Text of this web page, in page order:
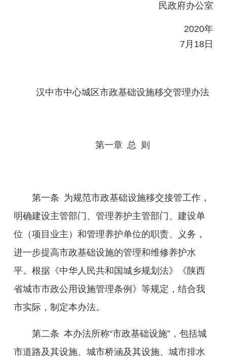
民政府办公室
2020年
7 月 18 日
汉中市中心城区市政基础设施移交管理办法
第一章 总 则
第一条 为规范市政基础设施移交接管工作 ，
明确建设主管部门、管理养护主管部门、建设单
位 （项目业主 ） 和管理养护单位的职责、义务 ，
进一步提高市政基础设施的管理和维修养护水
平。 根据 《中华人民共和国城乡规划法》《陕西
省城市市政公用设施管理条例》等规定 ，结合我
市实际，制定本办法。
第二条 本办法所称“市政基础设施” ，包括城
市道路及其设施、城市桥涵及其设施、城市排水